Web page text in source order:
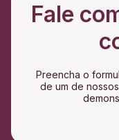
Fale
Preencha o
de um de